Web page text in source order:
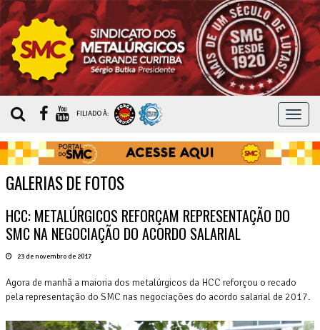
MENU
FILIADO À:
GALERIAS DE FOTOS
HCC: METALÚRGICOS REFORÇAM REPRESENTAÇÃO DO
SMC NA NEGOCIAÇÃO DO ACORDO SALARIAL
23 de novembro de 2017
Agora de manhã a maioria dos metalúrgicos da HCC reforçou o recado
pela representação do SMC nas negociações do acordo salarial de 2017.